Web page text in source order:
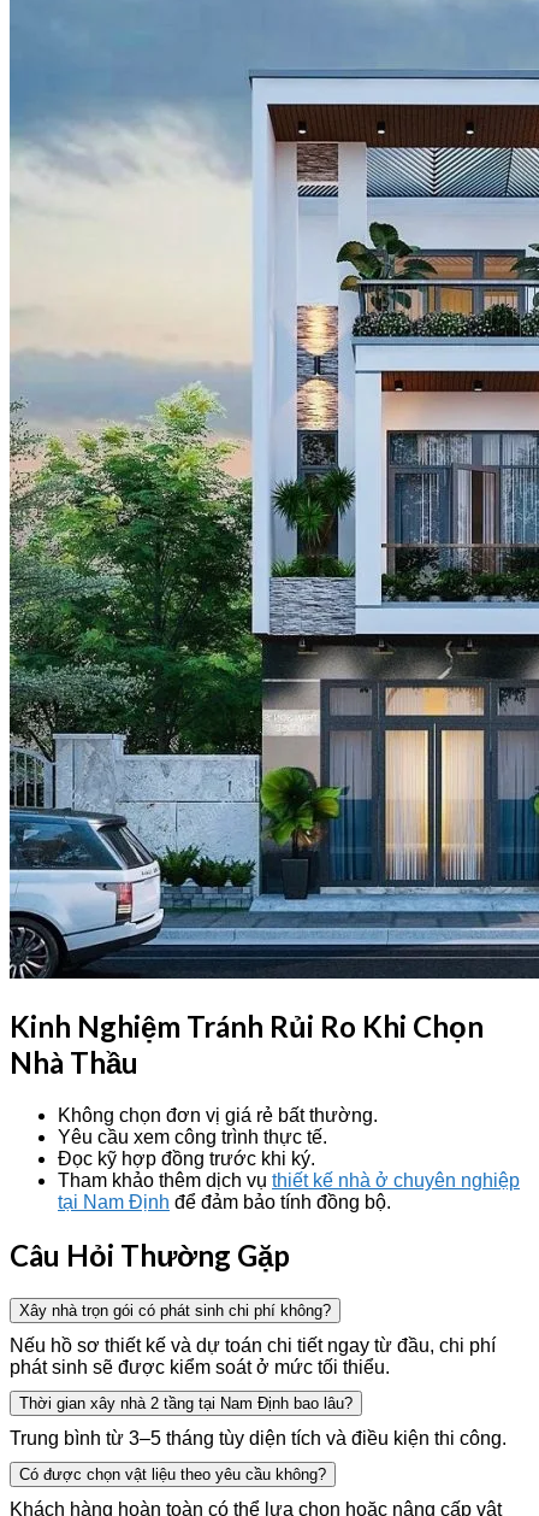
Kinh Nghiệm Tránh Rủi Ro Khi Chọn
Nhà Thầu
Không chọn đơn vị giá rẻ bất thường.
Yêu cầu xem công trình thực tế.
Đọc kỹ hợp đồng trước khi ký.
Tham khảo thêm dịch vụ thiết kế nhà ở chuyên nghiệp
tại Nam Định để đảm bảo tính đồng bộ.
Câu Hỏi Thường Gặp
Xây nhà trọn gói có phát sinh chi phí không?
Nếu hồ sơ thiết kế và dự toán chi tiết ngay từ đầu, chi phí
phát sinh sẽ được kiểm soát ở mức tối thiểu.
Thời gian xây nhà 2 tầng tại Nam Định bao lâu?
Trung bình từ 3–5 tháng tùy diện tích và điều kiện thi công.
Có được chọn vật liệu theo yêu cầu không?
Khách hàng hoàn toàn có thể lựa chọn hoặc nâng cấp vật